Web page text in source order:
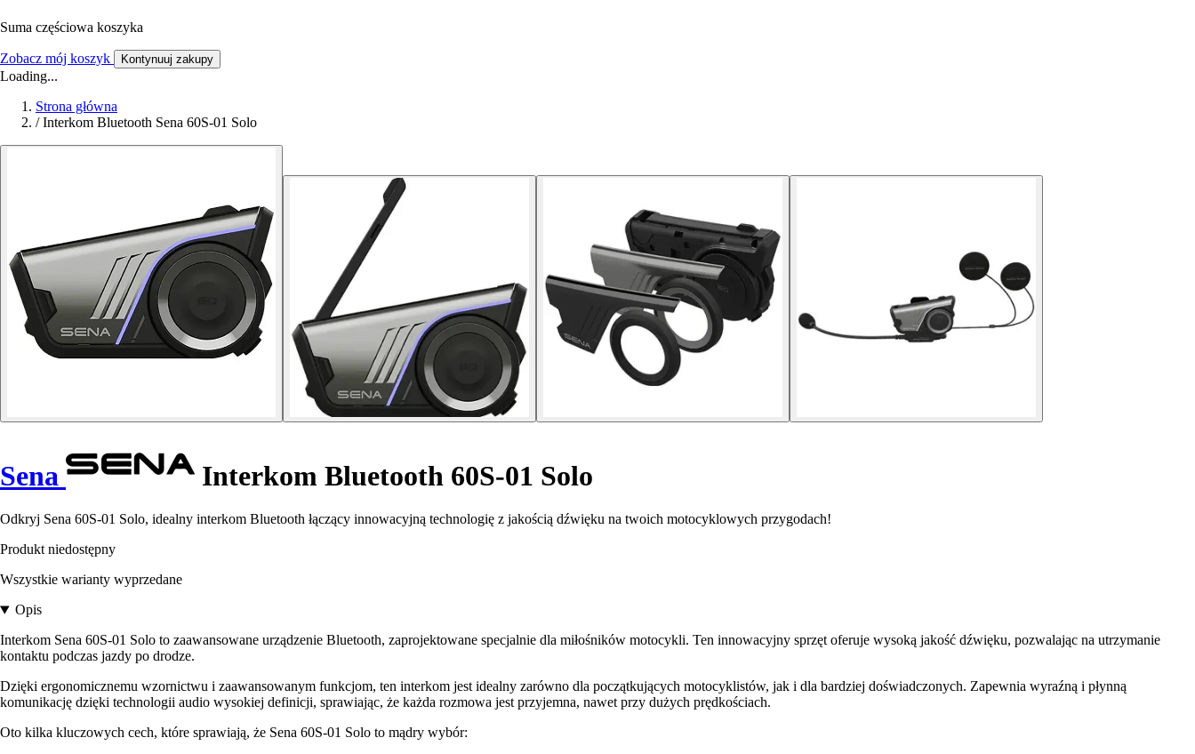
Suma częściowa koszyka
Zobacz mój koszyk Kontynuuj zakupy
Loading...
Strona główna
/ Interkom Bluetooth Sena 60S-01 Solo
Sena Interkom Bluetooth 60S-01 Solo
Odkryj Sena 60S-01 Solo, idealny interkom Bluetooth łączący innowacyjną technologię z jakością dźwięku na twoich motocyklowych przygodach!
Produkt niedostępny
Wszystkie warianty wyprzedane
Opis
Interkom Sena 60S-01 Solo to zaawansowane urządzenie Bluetooth, zaprojektowane specjalnie dla miłośników motocykli. Ten innowacyjny sprzęt oferuje wysoką jakość dźwięku, pozwalając na utrzymanie
kontaktu podczas jazdy po drodze.
Dzięki ergonomicznemu wzornictwu i zaawansowanym funkcjom, ten interkom jest idealny zarówno dla początkujących motocyklistów, jak i dla bardziej doświadczonych. Zapewnia wyraźną i płynną
komunikację dzięki technologii audio wysokiej definicji, sprawiając, że każda rozmowa jest przyjemna, nawet przy dużych prędkościach.
Oto kilka kluczowych cech, które sprawiają, że Sena 60S-01 Solo to mądry wybór: